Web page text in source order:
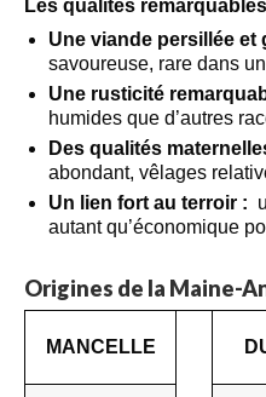
Les qualités
Une viande persillée et
savoureuse, rare dans
Une rusticité
humides que d’autres
Des qualités
abondant, vêlages
Un lien fort au terroir :
autant qu’économique
Origines de la Maine-
MANCELLE